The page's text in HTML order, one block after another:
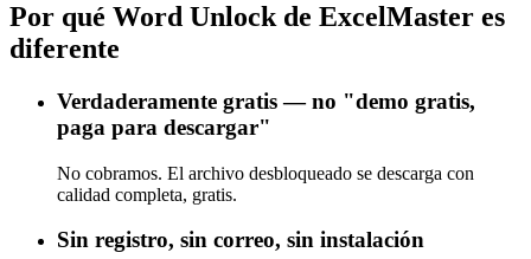
Por qué Word Unlock de ExcelMaster es
diferente
Verdaderamente gratis — no "demo gratis,
paga para descargar"
No cobramos. El archivo desbloqueado se descarga con
calidad completa, gratis.
Sin registro, sin correo, sin instalación